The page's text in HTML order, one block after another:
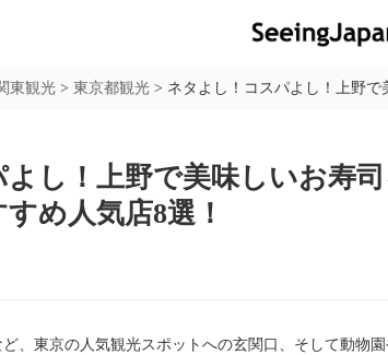
東観光> 東京都観光> ネタよし！コスパよし！上野で
し！上野で美味しいお寿
め人気店8選！
、東京の人気観光スポットへの玄関口、そして動物